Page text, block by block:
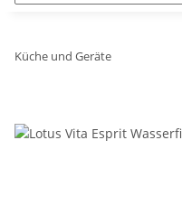
Küche und Geräte